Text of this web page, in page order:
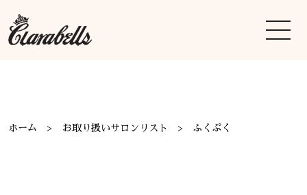
ホーム お取り扱いサロンリスト ふくぷく